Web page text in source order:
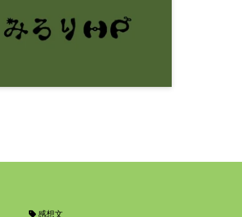
西尾維新『悲鳴伝』
感想文